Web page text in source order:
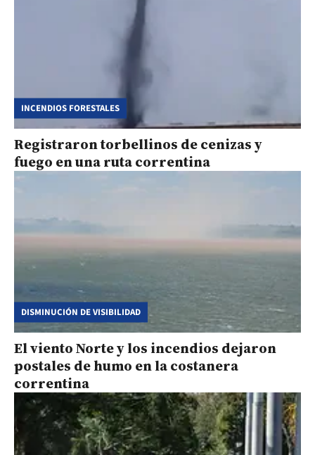
INCENDIOS FORESTALES
Registraron torbellinos de cenizas y
fuego en una ruta correntina
DISMINUCIÓN DE VISIBILIDAD
El viento Norte y los incendios dejaron
postales de humo en la costanera
correntina